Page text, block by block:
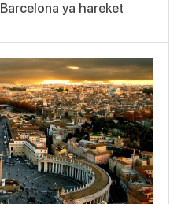
ya hareket